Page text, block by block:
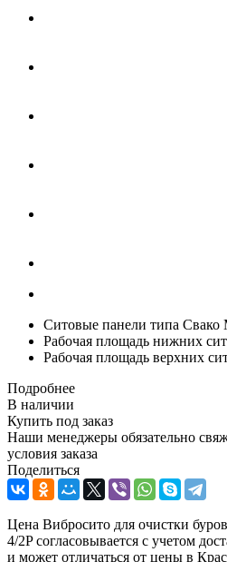
Ситовые панели типа Свако
Рабочая площадь нижних
Рабочая площадь верхних
Подробнее
В наличии
Купить под заказ
Наши менеджеры обязательно
условия заказа
Поделиться
Цена Вибросито для очистки
4/2P согласовывается с учетом
и может отличаться от цены в